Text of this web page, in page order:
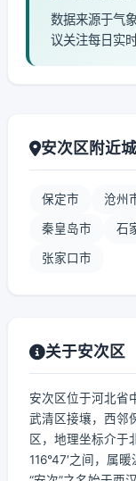
数据来源于气
议关注每日实
安次区附近
保定市 沧州
秦皇岛市 石
张家口市
关于安次区
安次区位于河北省
武清区接壤，西邻
区，地理坐标介于
116°47′之间，属